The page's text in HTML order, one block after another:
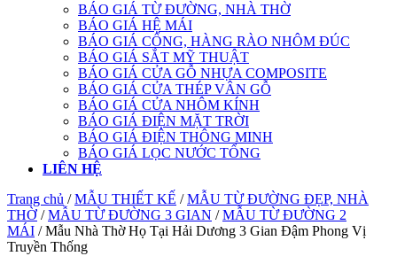
BÁO GIÁ TỪ ĐƯỜNG, NHÀ THỜ
BÁO GIÁ HỆ MÁI
BÁO GIÁ CỔNG, HÀNG RÀO NHÔM ĐÚC
BÁO GIÁ SẮT MỸ THUẬT
BÁO GIÁ CỬA GỖ NHỰA COMPOSITE
BÁO GIÁ CỬA THÉP VÂN GỖ
BÁO GIÁ CỬA NHÔM KÍNH
BÁO GIÁ ĐIỆN MẶT TRỜI
BÁO GIÁ ĐIỆN THÔNG MINH
BÁO GIÁ LỌC NƯỚC TỔNG
LIÊN HỆ
Trang chủ /MẪU THIẾT KẾ /MẪU TỪ ĐƯỜNG ĐẸP, NHÀ
THỜ /MẪU TỪ ĐƯỜNG 3 GIAN /MẪU TỪ ĐƯỜNG 2
MÁI / Mẫu Nhà Thờ Họ Tại Hải Dương 3 Gian Đậm Phong Vị
Truyền Thống